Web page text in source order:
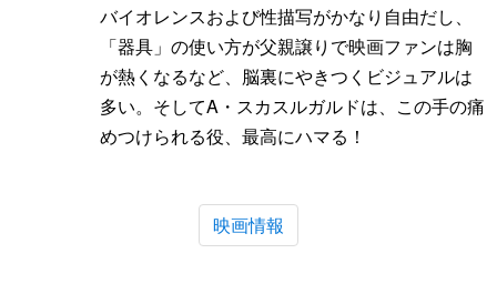
バイオレンスおよび性描写がかなり自由だし、
「器具」の使い方が父親譲りで映画ファンは胸
が熱くなるなど、脳裏にやきつくビジュアルは
多い。そしてA・スカスルガルドは、この手の痛
めつけられる役、最高にハマる！
映画情報